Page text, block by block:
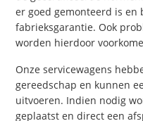
er goed gemonteerd is en
fabrieksgarantie. Ook
worden hierdoor
Onze servicewagens
gereedschap en kunnen
uitvoeren. Indien nodig
geplaatst en direct een